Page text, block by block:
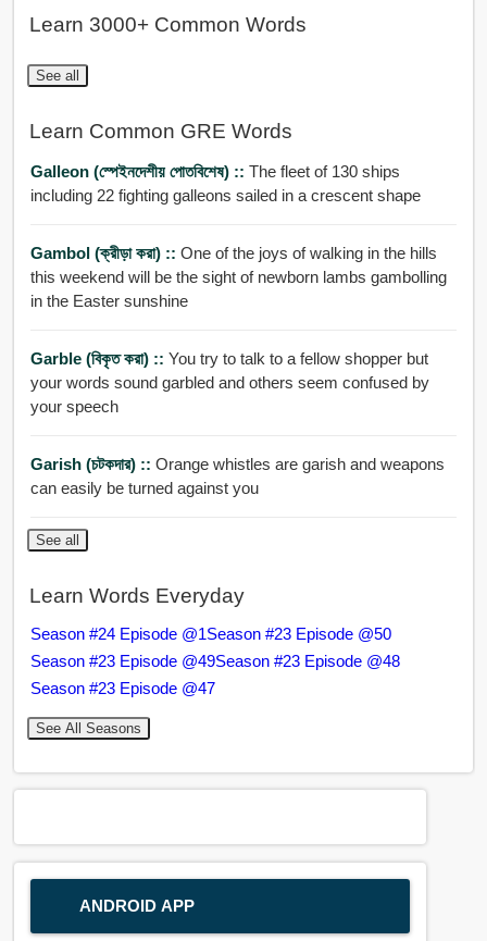
Learn 3000+ Common Words
See all
Learn Common GRE Words
Galleon (স্পেইনদেশীয় পোতবিশেষ) :: The fleet of 130 ships
including 22 fighting galleons sailed in a crescent shape
Gambol (ক্রীড়া করা) :: One of the joys of walking in the hills
this weekend will be the sight of newborn lambs gambolling
in the Easter sunshine
Garble (বিকৃত করা) :: You try to talk to a fellow shopper but
your words sound garbled and others seem confused by
your speech
Garish (চটকদার) :: Orange whistles are garish and weapons
can easily be turned against you
See all
Learn Words Everyday
Season #24 Episode @1Season #23 Episode @50
Season #23 Episode @49Season #23 Episode @48
Season #23 Episode @47
See All Seasons
ANDROID APP